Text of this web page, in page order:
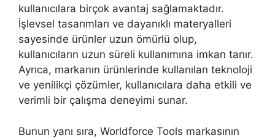
kullanıcılara birçok avantaj sağlamaktadır.
İşlevsel tasarımları ve dayanıklı materyalleri
sayesinde ürünler uzun ömürlü olup,
kullanıcıların uzun süreli kullanımına imkan tanır.
Ayrıca, markanın ürünlerinde kullanılan teknoloji
ve yenilikçi çözümler, kullanıcılara daha etkili ve
verimli bir çalışma deneyimi sunar.
Bunun yanı sıra, Worldforce Tools markasının